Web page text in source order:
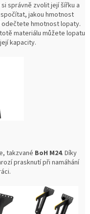
správně zvolit její šířku a
jakou hmotnost
hmotnost lopaty.
materiálu můžete lopatu
kapacity.
takzvané BoH M24. Díky
prasknutí při namáhání